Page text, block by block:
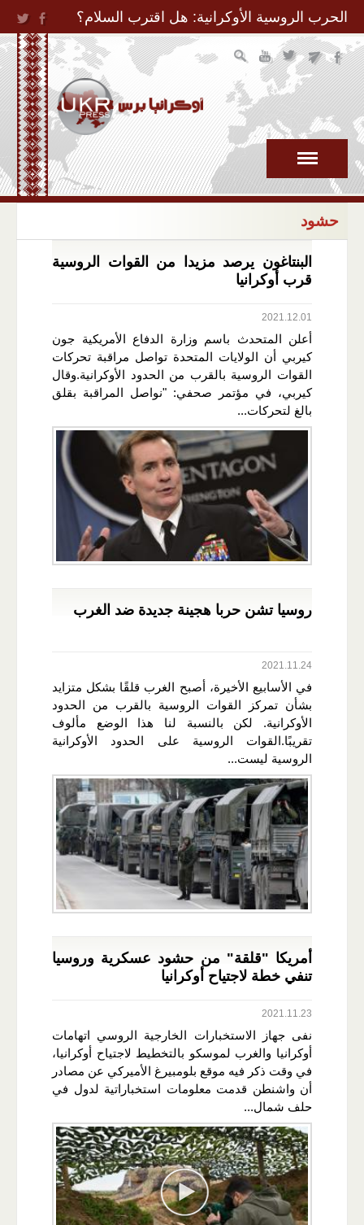
Jump to Navigation
الحرب الروسية الأوكرانية: هل اقترب السلام؟
حشود
البنتاغون يرصد مزيدا من القوات الروسية
قرب أوكرانيا
2021.12.01
أعلن المتحدث باسم وزارة الدفاع الأمريكية جون
كيربي أن الولايات المتحدة تواصل مراقبة تحركات
القوات الروسية بالقرب من الحدود الأوكرانية.وقال
كيربي، في مؤتمر صحفي: "نواصل المراقبة بقلق
بالغ لتحركات...
روسيا تشن حربا هجينة جديدة ضد الغرب
2021.11.24
في الأسابيع الأخيرة، أصبح الغرب قلقًا بشكل متزايد
بشأن تمركز القوات الروسية بالقرب من الحدود
الأوكرانية. لكن بالنسبة لنا هذا الوضع مألوف
تقريبًا.القوات الروسية على الحدود الأوكرانية
الروسية ليست...
أمريكا "قلقة" من حشود عسكرية وروسيا
تنفي خطة لاجتياح أوكرانيا
2021.11.23
نفى جهاز الاستخبارات الخارجية الروسي اتهامات
أوكرانيا والغرب لموسكو بالتخطيط لاجتياح أوكرانيا،
في وقت ذكر فيه موقع بلومبيرغ الأميركي عن مصادر
أن واشنطن قدمت معلومات استخباراتية لدول في
حلف شمال...